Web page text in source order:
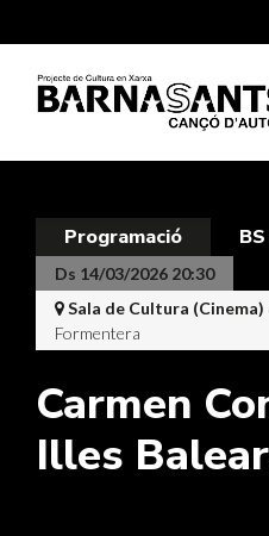
Programació
Ds 14/03/2026 20:30
Sala de Cultura
Formentera
Carmen
Illes